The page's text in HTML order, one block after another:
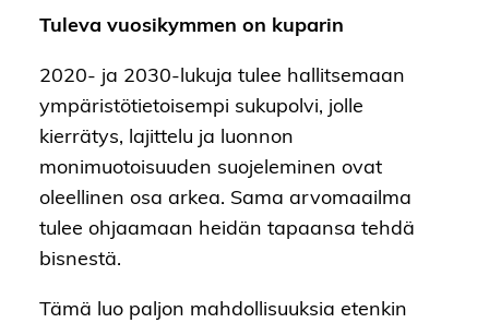
Tuleva vuosikymmen on kuparin
2020- ja 2030-lukuja tulee hallitsemaan
ympäristötietoisempi sukupolvi, jolle
kierrätys, lajittelu ja luonnon
monimuotoisuuden suojeleminen ovat
oleellinen osa arkea. Sama arvomaailma
tulee ohjaamaan heidän tapaansa tehdä
bisnestä.
Tämä luo paljon mahdollisuuksia etenkin